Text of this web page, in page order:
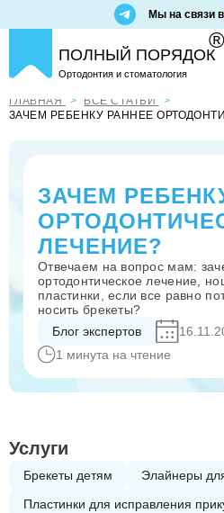
Мы на связи в
ПОЛНЫЙ ПОРЯДОК
®
Ортодонтия и стоматология
ГЛАВНАЯ
ВСЕ СТАТЬИ
ЗАЧЕМ РЕБЕНКУ РАННЕЕ
ЗАЧЕМ
ЛЕЧЕНИЕ?
Отвечаем на вопрос мам:
ортодонтическое лечение,
пластинки, если все равно
носить брекеты?
Блог экспертов
1 минута на чтение
Услуги
Брекеты детям
Элайнеры
Пластинки для исправления